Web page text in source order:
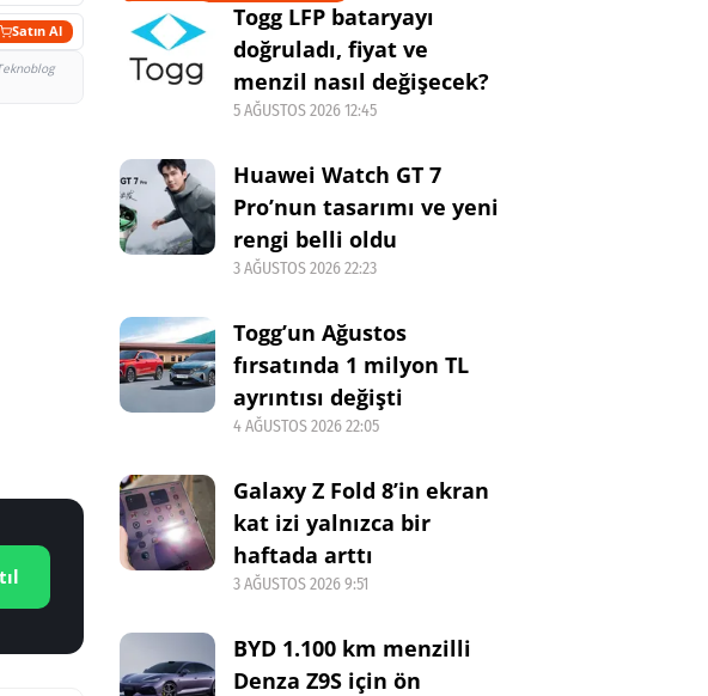
Satın Al
Togg LFP bataryayı
doğruladı, fiyat ve
menzil nasıl değişecek?
5 AĞUSTOS 2026 12:45
Huawei Watch GT 7
Pro’nun tasarımı ve yeni
rengi belli oldu
3 AĞUSTOS 2026 22:23
Togg’un Ağustos
fırsatında 1 milyon TL
ayrıntısı değişti
4 AĞUSTOS 2026 22:05
Galaxy Z Fold 8’in ekran
kat izi yalnızca bir
haftada arttı
3 AĞUSTOS 2026 9:51
BYD 1.100 km menzilli
Denza Z9S için ön